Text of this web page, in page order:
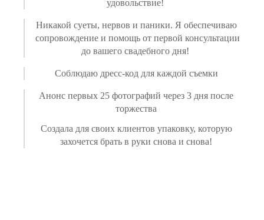
удовольствие!
Никакой суеты, нервов и паники. Я обеспечиваю
сопровождение и помощь от первой консультации
до вашего свадебного дня!
Соблюдаю дресс-код для каждой съемки
Анонс первых 25 фотографий через 3 дня после
торжества
Создала для своих клиентов упаковку, которую
захочется брать в руки снова и снова!